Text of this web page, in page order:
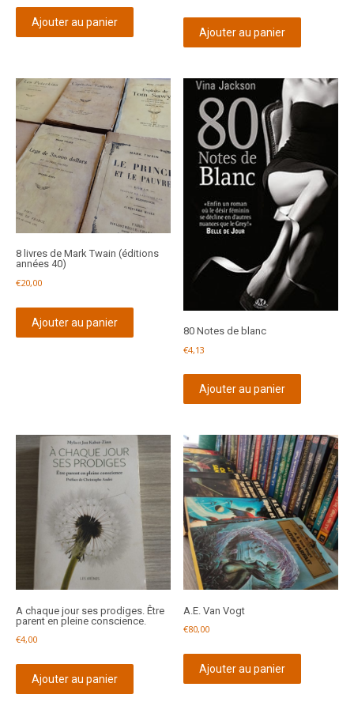
Ajouter au panier
Ajouter au panier
8 livres de Mark Twain (éditions
années 40)
€20,00
Ajouter au panier
80 Notes de blanc
€4,13
Ajouter au panier
A chaque jour ses prodiges. Être
parent en pleine conscience.
€4,00
Ajouter au panier
A.E. Van Vogt
€80,00
Ajouter au panier